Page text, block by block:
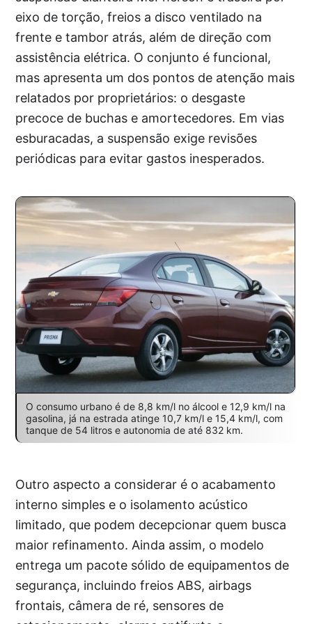
eixo de torção, freios a disco ventilado na
frente e tambor atrás, além de direção com
assistência elétrica. O conjunto é funcional,
mas apresenta um dos pontos de atenção mais
relatados por proprietários: o desgaste
precoce de buchas e amortecedores. Em vias
esburacadas, a suspensão exige revisões
periódicas para evitar gastos inesperados.
O consumo urbano é de 8,8 km/l no álcool e 12,9 km/l na
gasolina, já na estrada atinge 10,7 km/l e 15,4 km/l, com
tanque de 54 litros e autonomia de até 832 km.
Outro aspecto a considerar é o acabamento
interno simples e o isolamento acústico
limitado, que podem decepcionar quem busca
maior refinamento. Ainda assim, o modelo
entrega um pacote sólido de equipamentos de
segurança, incluindo freios ABS, airbags
frontais, câmera de ré, sensores de